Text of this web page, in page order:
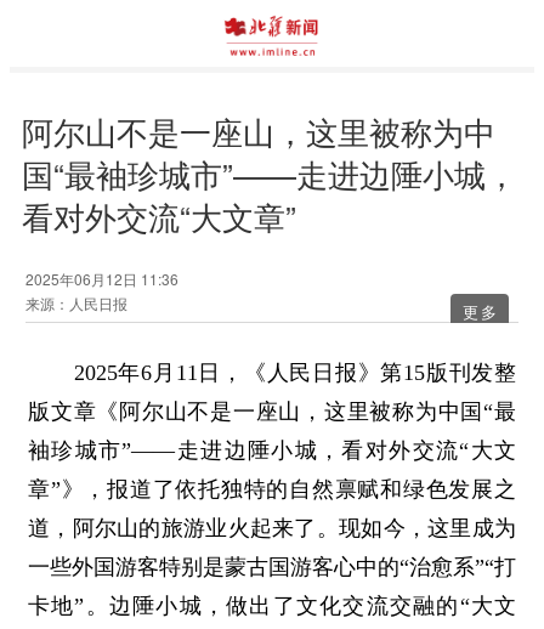
阿尔山不是一座山，这里被称为中
国“最袖珍城市”——走进边陲小城，
看对外交流“大文章”
2025年06月12日 11:36
来源：人民日报
更多
2025年6月11日，《人民日报》第15版刊发整
版文章《阿尔山不是一座山，这里被称为中国“最
袖珍城市”——走进边陲小城，看对外交流“大文
章”》，报道了依托独特的自然禀赋和绿色发展之
道，阿尔山的旅游业火起来了。现如今，这里成为
一些外国游客特别是蒙古国游客心中的“治愈系”“打
卡地”。边陲小城，做出了文化交流交融的“大文